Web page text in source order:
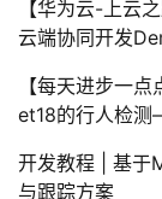
【华为云-上云
云端协同开发
【每天进步一
et18的行人检
开发教程 | 基于
与跟踪方案